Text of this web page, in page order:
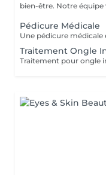
bien-être. Notre équipe
Pédicure Médicale
Traitement Ongle